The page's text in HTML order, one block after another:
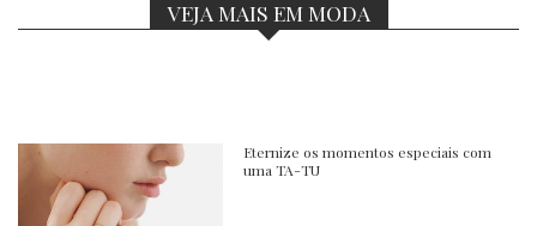
VEJA MAIS EM MODA
Eternize os momentos especiais com
uma TA-TU